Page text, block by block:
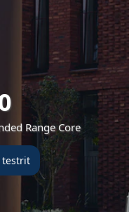
Range Core
testrit